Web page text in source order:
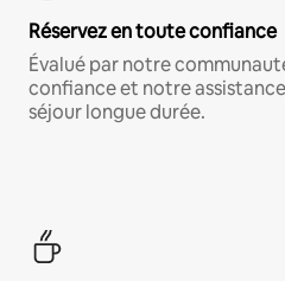
Réservez en toute confiance
Évalué par notre
confiance et notre
séjour longue durée.